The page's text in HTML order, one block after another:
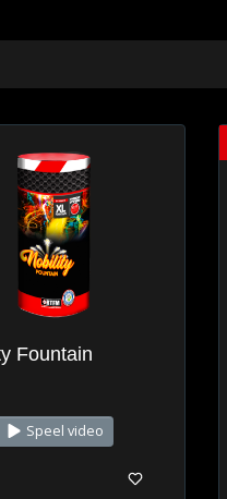
Fountain
Speel video